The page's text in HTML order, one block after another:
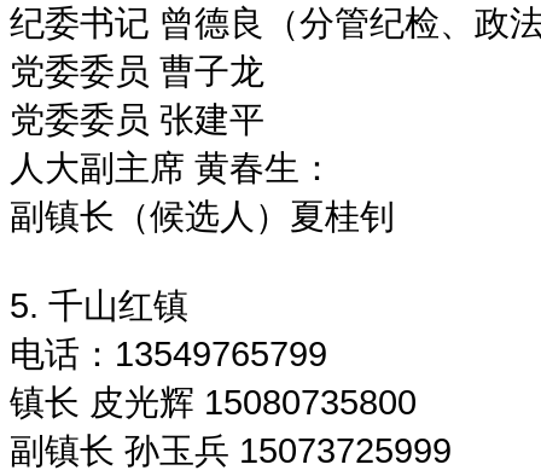
纪委书记 曾德良（分管纪检、政
党委委员 曹子龙
党委委员 张建平
人大副主席 黄春生：
副镇长（候选人）夏桂钊
5. 千山红镇
电话：13549765799
镇长 皮光辉 15080735800
副镇长 孙玉兵 15073725999